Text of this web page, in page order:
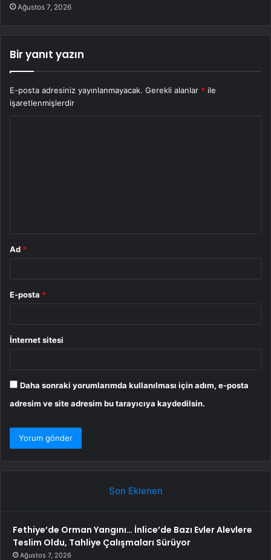
Ağustos 7, 2026
Bir yanıt yazın
E-posta adresiniz yayınlanmayacak. Gerekli alanlar * ile
işaretlenmişlerdir
Ad *
E-posta *
İnternet sitesi
Daha sonraki yorumlarımda kullanılması için adım, e-posta
adresim ve site adresim bu tarayıcıya kaydedilsin.
Son Eklenen
Fethiye’de Orman Yangını… İnlice’de Bazı Evler Alevlere
Teslim Oldu, Tahliye Çalışmaları Sürüyor
Ağustos 7, 2026